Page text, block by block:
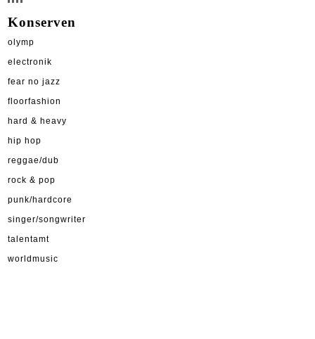
Konserven
olymp
electronik
fear no jazz
floorfashion
hard & heavy
hip hop
reggae/dub
rock & pop
punk/hardcore
singer/songwriter
talentamt
worldmusic